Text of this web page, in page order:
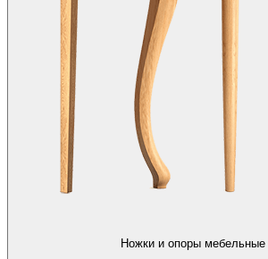
Ножки и опоры мебельные